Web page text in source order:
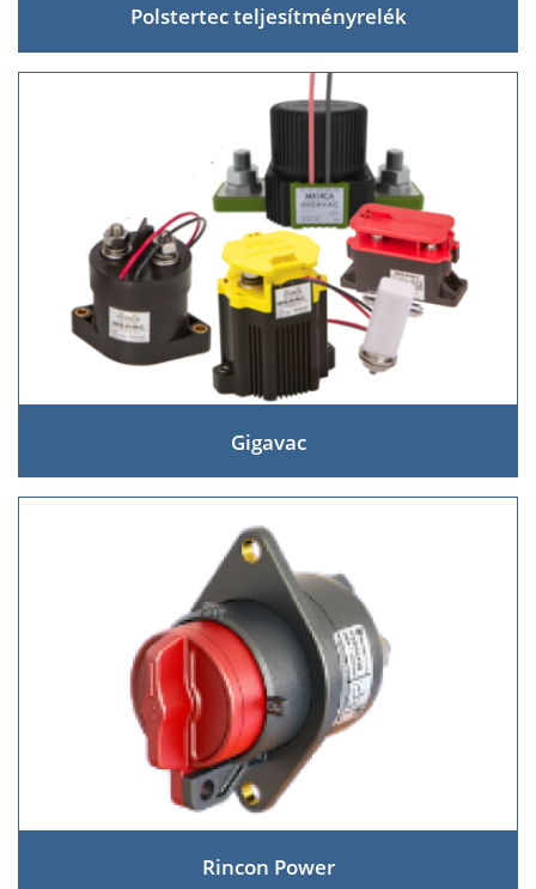
Polstertec teljesítményrelék
Gigavac
Rincon Power